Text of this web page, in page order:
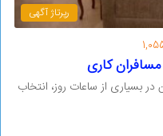
رپرتاژ آگهی
کاری
بسیاری از ساعات روز، انتخاب